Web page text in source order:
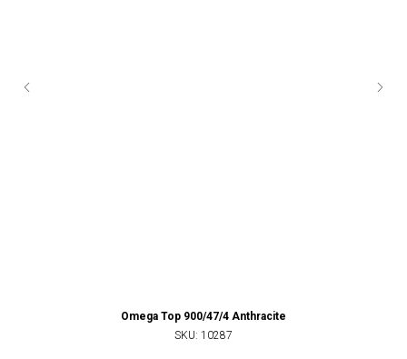
Omega Top 900/47/4 Anthracite
SKU: 10287